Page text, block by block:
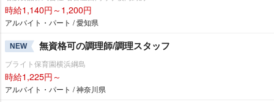
時給1,140円～1,200円
アルバイト・パート / 愛知県
NEW 無資格可の調理師/調理スタッフ
ブライト保育園横浜綱島
時給1,225円～
アルバイト・パート / 神奈川県